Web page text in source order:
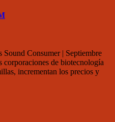
Sound Consumer | Septiembre
de biotecnología
incrementan los precios y